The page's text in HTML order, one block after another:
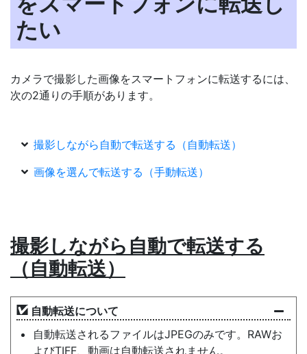
たい
カメラで撮影した画像をスマートフォンに転送するには、
次の2通りの手順があります。
撮影しながら自動で転送する（自動転送）
画像を選んで転送する（手動転送）
撮影しながら自動で転送する
（自動転送）
自動転送について
自動転送されるファイルはJPEGのみです。RAWお
よびTIFF、動画は自動転送されません。